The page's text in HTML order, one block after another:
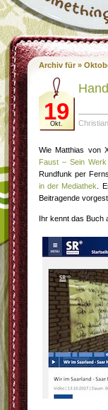
Archiv für »
19
Okt.
Wie Matthias von
Faust – Sein
Rundfunk per
in der Mediathek
.
Beitragende
Ihr kennt das Buch